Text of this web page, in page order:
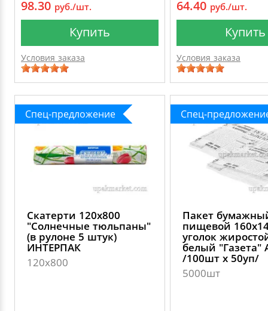
98.30 руб./шт.
Купить
Условия заказа
64.40 руб./шт.
Купить
Условия заказа
Спец-предложение
Скатерти 120х800
"Солнечные тюльпаны"
(в рулоне 5 штук)
ИНТЕРПАК
120х800
Спец-
Пакет
пищевой
уголок
белый "Газета"
/100шт х 50уп/
5000шт